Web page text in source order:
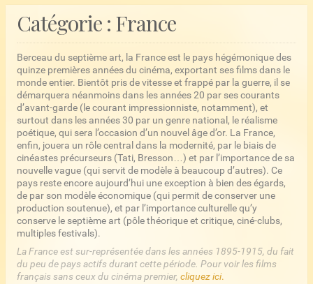
Catégorie : France
Berceau du septième art, la France est le pays hégémonique des
quinze premières années du cinéma, exportant ses films dans le
monde entier. Bientôt pris de vitesse et frappé par la guerre, il se
démarquera néanmoins dans les années 20 par ses courants
d’avant-garde (le courant impressionniste, notamment), et
surtout dans les années 30 par un genre national, le réalisme
poétique, qui sera l’occasion d’un nouvel âge d’or. La France,
enfin, jouera un rôle central dans la modernité, par le biais de
cinéastes précurseurs (Tati, Bresson…) et par l’importance de sa
nouvelle vague (qui servit de modèle à beaucoup d’autres). Ce
pays reste encore aujourd’hui une exception à bien des égards,
de par son modèle économique (qui permit de conserver une
production soutenue), et par l’importance culturelle qu’y
conserve le septième art (pôle théorique et critique, ciné-clubs,
multiples festivals).
La France est sur-représentée dans les années 1895-1915, du fait
du peu de pays actifs durant cette période. Pour voir les films
français sans ceux du cinéma premier, cliquez ici.